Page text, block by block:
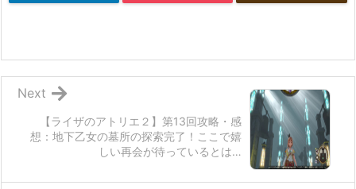
【ライザのアトリエ２】第13回攻略・感
想：地下乙女の墓所の探索完了！ここで嬉
しい再会が待っているとは…
Next